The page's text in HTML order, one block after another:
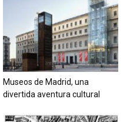
Museos de Madrid, una
divertida aventura cultural